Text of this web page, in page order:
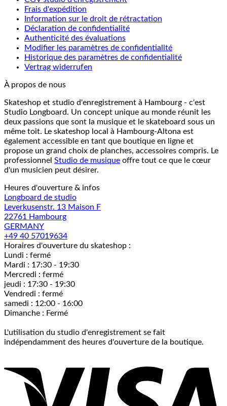
Frais d'expédition
Information sur le droit de rétractation
Déclaration de confidentialité
Authenticité des évaluations
Modifier les paramètres de confidentialité
Historique des paramètres de confidentialité
Vertrag widerrufen
À propos de nous
Skateshop et studio d'enregistrement à Hambourg - c'est
Studio Longboard. Un concept unique au monde réunit les
deux passions que sont la musique et le skateboard sous un
même toit. Le skateshop local à Hambourg-Altona est
également accessible en tant que boutique en ligne et
propose un grand choix de planches, accessoires compris. Le
professionnel Studio de musique offre tout ce que le cœur
d'un musicien peut désirer.
Heures d'ouverture & infos
Longboard de studio
Leverkusenstr. 13 Maison F
22761 Hambourg
GERMANY
+49 40 57019634
Horaires d'ouverture du skateshop :
Lundi : fermé
Mardi : 17:30 - 19:30
Mercredi : fermé
jeudi : 17:30 - 19:30
Vendredi : fermé
samedi : 12:00 - 16:00
Dimanche : Fermé
L'utilisation du studio d'enregistrement se fait
indépendamment des heures d'ouverture de la boutique.